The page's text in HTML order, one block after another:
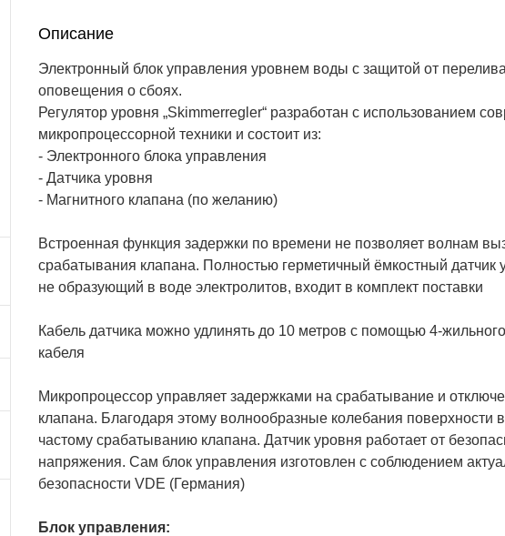
Описание
Электронный блок управления уровнем воды с защитой от
оповещения о сбоях.
Регулятор уровня „Skimmerregler“ разработан с использованием
микропроцессорной техники и состоит из:
- Электронного блока управления
- Датчика уровня
- Магнитного клапана (по желанию)
Встроенная функция задержки по времени не позволяет волнам
срабатывания клапана. Полностью герметичный ёмкостный датчик
не образующий в воде электролитов, входит в комплект поставки
Кабель датчика можно удлинять до 10 метров с помощью 4-
кабеля
Микропроцессор управляет задержками на срабатывание и
клапана. Благодаря этому волнообразные колебания поверхности
частому срабатыванию клапана. Датчик уровня работает от
напряжения. Сам блок управления изготовлен с соблюдением
безопасности VDE (Германия)
Блок управления: